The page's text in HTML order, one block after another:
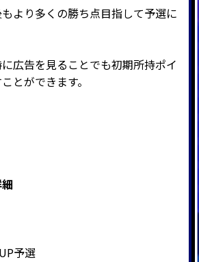
より多くの勝ち点目指して予選に
広告を見ることでも初期所持ポイ
とができます。
予選